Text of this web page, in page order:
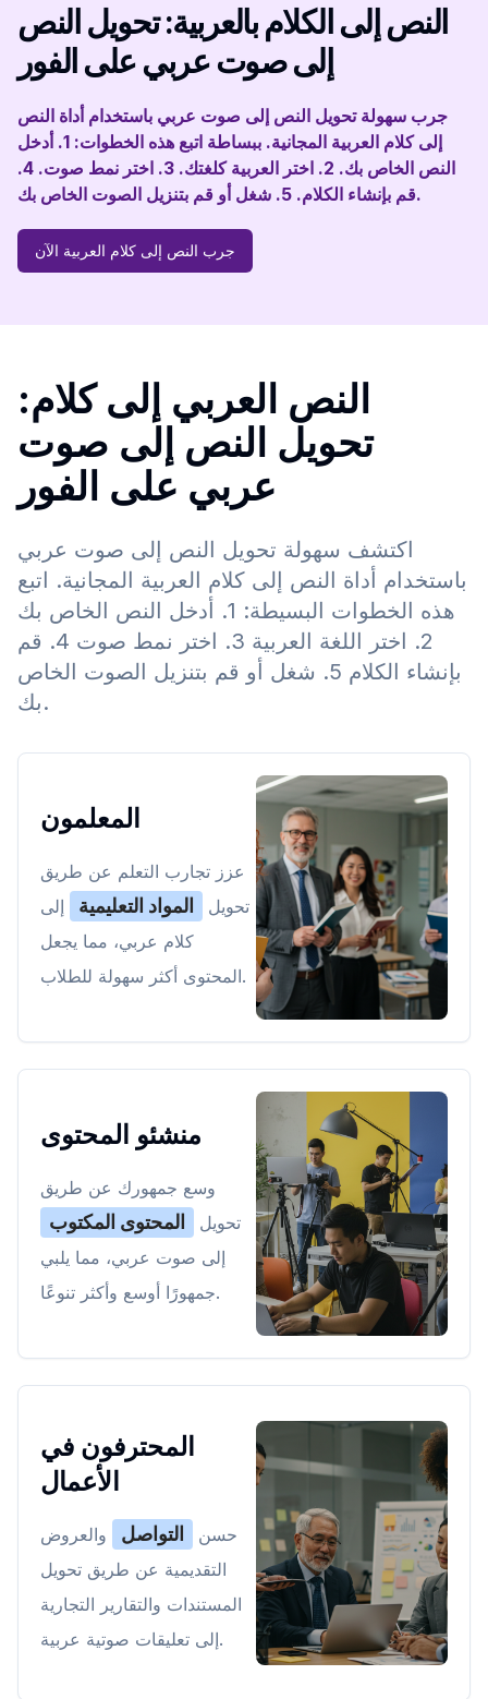
النص إلى الكلام بالعربية: تحويل النص
إلى صوت عربي على الفور
جرب سهولة تحويل النص إلى صوت عربي باستخدام أداة النص
إلى كلام العربية المجانية. ببساطة اتبع هذه الخطوات: 1. أدخل
النص الخاص بك. 2. اختر العربية كلغتك. 3. اختر نمط صوت. 4.
قم بإنشاء الكلام. 5. شغل أو قم بتنزيل الصوت الخاص بك.
جرب النص إلى كلام العربية الآن
النص العربي إلى كلام:
تحويل النص إلى صوت
عربي على الفور
اكتشف سهولة تحويل النص إلى صوت عربي
باستخدام أداة النص إلى كلام العربية المجانية. اتبع
هذه الخطوات البسيطة: 1. أدخل النص الخاص بك
2. اختر اللغة العربية 3. اختر نمط صوت 4. قم
بإنشاء الكلام 5. شغل أو قم بتنزيل الصوت الخاص
بك.
المعلمون
عزز تجارب التعلم عن طريق
تحويل
المواد التعليمية
إلى
كلام عربي، مما يجعل
المحتوى أكثر سهولة للطلاب.
منشئو المحتوى
وسع جمهورك عن طريق
تحويل
المحتوى المكتوب
إلى صوت عربي، مما يلبي
جمهورًا أوسع وأكثر تنوعًا.
المحترفون في
الأعمال
حسن التواصل
والعروض
التقديمية عن طريق تحويل
المستندات والتقارير التجارية
إلى تعليقات صوتية عربية.